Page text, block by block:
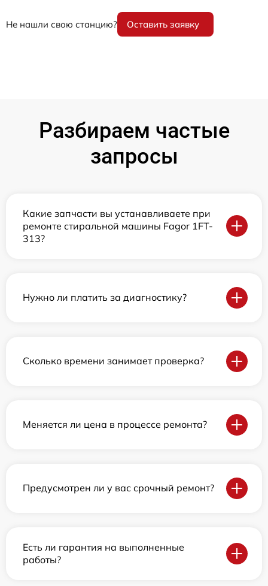
Не нашли свою станцию? Оставить заявку
Разбираем частые
запросы
Какие запчасти вы устанавливаете при
ремонте стиральной машины Fagor 1FT-
313?
Нужно ли платить за диагностику?
Сколько времени занимает проверка?
Меняется ли цена в процессе ремонта?
Предусмотрен ли у вас срочный ремонт?
Есть ли гарантия на выполненные
работы?